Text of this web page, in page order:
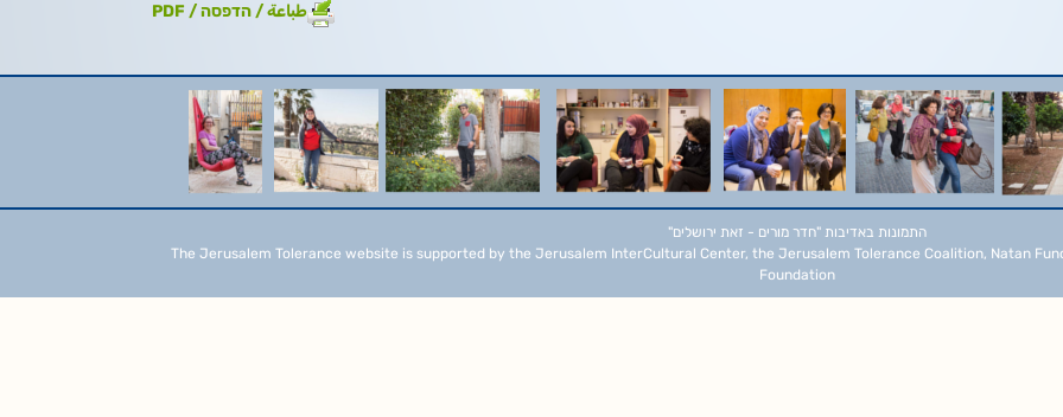
طباعة / הדפסה / PDF
התמונות באדיבות "חדר מורים - זאת ירושלים"
The Jerusalem Tolerance website is supported by the Jerusalem InterCultural Center, the Jerusalem Tolerance Coalition, Natan
Foundation